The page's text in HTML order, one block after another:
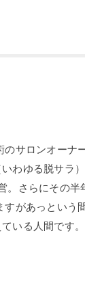
のサロンオーナ
わゆる脱サラ
。さらにその
すがあっという
いる人間です。